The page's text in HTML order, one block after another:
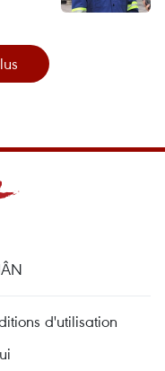
d'utilisation